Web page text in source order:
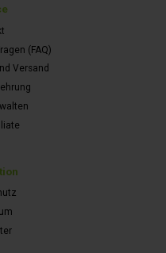
(FAQ)
Versand